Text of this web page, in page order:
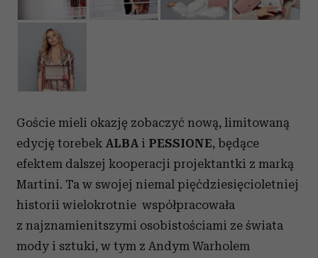
Goście mieli okazję zobaczyć nową, limitowaną
edycję torebek ALBA i PESSIONE, będące
efektem dalszej kooperacji projektantki z marką
Martini. Ta w swojej niemal pięćdziesięcioletniej
historii wielokrotnie współpracowała
z najznamienitszymi osobistościami ze świata
mody i sztuki, w tym z Andym Warholem